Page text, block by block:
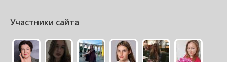
Участники сайта